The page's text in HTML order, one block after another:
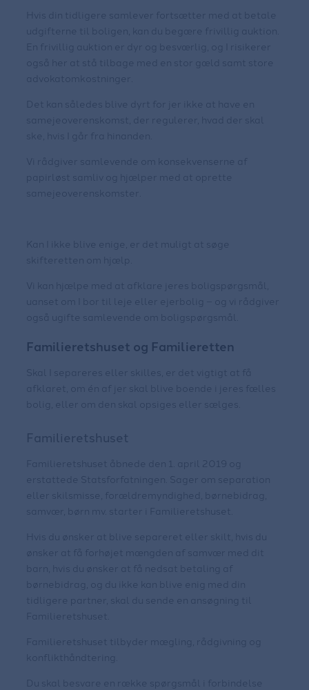
Hvis din tidligere samlever fortsætter med at betale
udgifterne til boligen, kan du begære frivillig auktion.
En frivillig auktion er dyr og besværlig, og I risikerer
også her at stå tilbage med en stor gæld samt store
advokatomkostninger.
Det kan således blive dyrt for jer ikke at have en
samejeoverenskomst, der regulerer, hvad der skal
ske, hvis I går fra hinanden.
Vi rådgiver samlevende om konsekvenserne af
papirløst samliv og hjælper med at oprette
samejeoverenskomster.
Kan I ikke blive enige, er det muligt at søge
skifteretten om hjælp.
Vi kan hjælpe med at afklare jeres boligspørgsmål,
uanset om I bor til leje eller ejerbolig – og vi rådgiver
også ugifte samlevende om boligspørgsmål.
Familieretshuset og Familieretten
Skal I separeres eller skilles, er det vigtigt at få
afklaret, om én af jer skal blive boende i jeres fælles
bolig, eller om den skal opsiges eller sælges.
Familieretshuset
Familieretshuset åbnede den 1. april 2019 og
erstattede Statsforfatningen. Sager om separation
eller skilsmisse, forældremyndighed, børnebidrag,
samvær, børn mv. starter i Familieretshuset.
Hvis du ønsker at blive separeret eller skilt, hvis du
ønsker at få forhøjet mængden af samvær med dit
barn, hvis du ønsker at få nedsat betaling af
børnebidrag, og du ikke kan blive enig med din
tidligere partner, skal du sende en ansøgning til
Familieretshuset.
Familieretshuset tilbyder mægling, rådgivning og
konflikthåndtering.
Du skal besvare en række spørgsmål i forbindelse